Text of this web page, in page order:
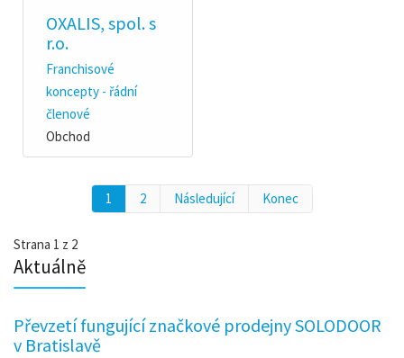
OXALIS, spol. s
r.o.
Franchisové
koncepty - řádní
členové
Obchod
1 2 Následující Konec
Strana 1 z 2
Aktuálně
Převzetí fungující značkové prodejny SOLODOOR
v Bratislavě